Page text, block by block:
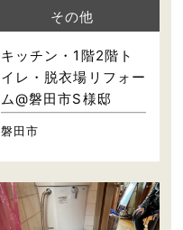
その他
キッチン・1階2階ト
イレ・脱衣場リフォー
ム@磐田市S様邸
磐田市